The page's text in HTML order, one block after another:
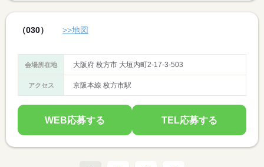
（030） >>地図
会場所在地 大阪府 枚方市 大垣内町2-17-3-503
アクセス 京阪本線 枚方市駅
WEB応募する TEL応募する